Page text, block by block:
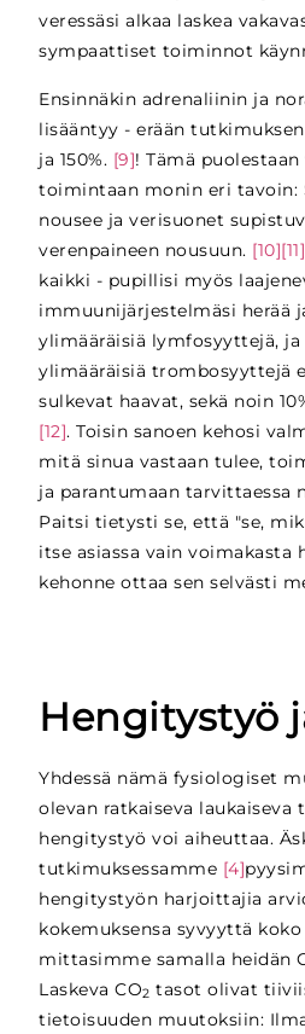
veressäsi alkaa laskea
sympaattiset toiminnot
Ensinnäkin adrenaliinin ja
lisääntyy - erään
ja 150%. [9]! Tämä
toimintaan monin eri tavoin:
nousee ja verisuonet
verenpaineen nousuun. [10][11]
kaikki - pupillisi myös
immuunijärjestelmäsi herää
ylimääräisiä lymfosyyttejä, ja
ylimääräisiä trombosyyttejä
sulkevat haavat, sekä noin
[12]. Toisin sanoen kehosi
mitä sinua vastaan tulee,
ja parantumaan tarvittaessa
Paitsi tietysti se, että "se,
itse asiassa vain
kehonne ottaa sen selvästi
Hengitystyö
Yhdessä nämä fysiologiset
olevan ratkaiseva laukaiseva
hengitystyö voi aiheuttaa.
tutkimuksessamme [4]
hengitystyön harjoittajia
kokemuksensa syvyyttä
mittasimme samalla heidän
Laskeva CO2 tasot olivat
tietoisuuden muutoksiin: